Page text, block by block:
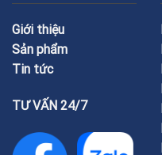
Giới thiệu
Sản phẩm
Tin tức
TƯ VẤN 24/7